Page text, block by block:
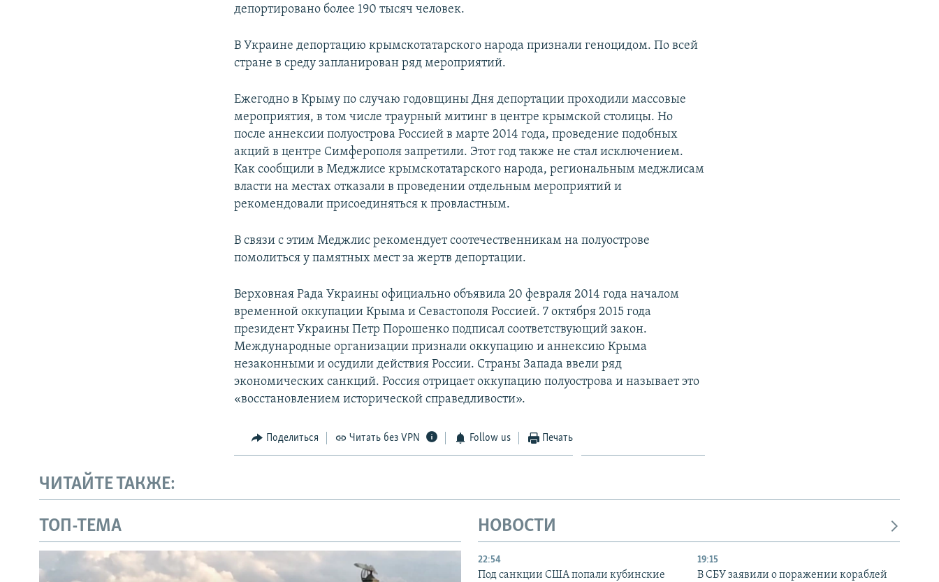
депортировано более 190 тысяч человек.
В Украине депортацию крымскотатарского народа признали геноцидом. По всей
стране в среду запланирован ряд мероприятий.
Ежегодно в Крыму по случаю годовщины Дня депортации проходили массовые
мероприятия, в том числе траурный митинг в центре крымской столицы. Но
после аннексии полуострова Россией в марте 2014 года, проведение подобных
акций в центре Симферополя запретили. Этот год также не стал исключением.
Как сообщили в Меджлисе крымскотатарского народа, региональным меджлисам
власти на местах отказали в проведении отдельным мероприятий и
рекомендовали присоединяться к провластным.
В связи с этим Меджлис рекомендует соотечественникам на полуострове
помолиться у памятных мест за жертв депортации.
Верховная Рада Украины официально объявила 20 февраля 2014 года началом
временной оккупации Крыма и Севастополя Россией. 7 октября 2015 года
президент Украины Петр Порошенко подписал соответствующий закон.
Международные организации признали оккупацию и аннексию Крыма
незаконными и осудили действия России. Страны Запада ввели ряд
экономических санкций. Россия отрицает оккупацию полуострова и называет это
«восстановлением исторической справедливости».
Поделиться Читать без VPN Follow us Печать
ЧИТАЙТЕ ТАКЖЕ:
ТОП-ТЕМА НОВОСТИ
22:54
Под санкции США попали кубинские
19:15
В СБУ заявили о поражении кораблей